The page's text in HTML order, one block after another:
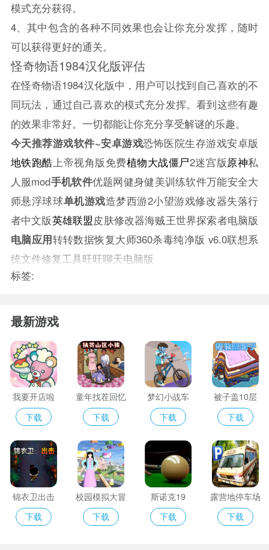
模式充分获得。
4、其中包含的各种不同效果也会让你充分发挥，随时
可以获得更好的通关。
怪奇物语1984汉化版评估
在怪奇物语1984汉化版中，用户可以找到自己喜欢的不
同玩法，通过自己喜欢的模式充分发挥。看到这些有趣
的效果非常好。一切都能让你充分享受解谜的乐趣。
今天推荐游戏软件~安卓游戏恐怖医院生存游戏安卓版
地铁跑酷上帝视角版免费植物大战僵尸2迷宫版原神私
人服mod手机软件优题网健身健美训练软件万能安全大
师悬浮球球单机游戏造梦西游2小望游戏修改器失落行
者中文版英雄联盟皮肤修改器海贼王世界探索者电脑版
电脑应用转转数据恢复大师360杀毒纯净版 v6.0联想系
统文件修复工具旺旺聊天电脑版
标签:
最新游戏
我要开店啦
下载
童年找茬回忆
下载
梦幻小战车
下载
被子盖10层
下载
锦衣卫出击
下载
校园模拟大冒
险
下载
斯诺克19
下载
露营地停车场
下载